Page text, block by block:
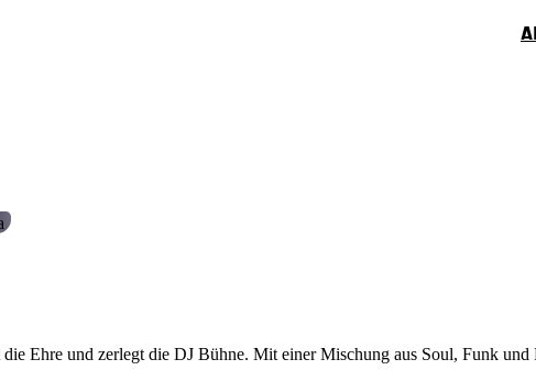
Ehre und zerlegt die DJ Bühne. Mit einer Mischung aus Soul, Funk